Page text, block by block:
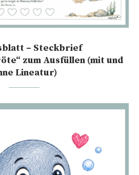
– Steckbrief
zum Ausfüllen (mit und
Lineatur)